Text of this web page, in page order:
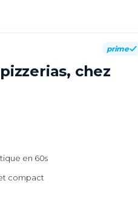
prime
chez
en 60s
compact